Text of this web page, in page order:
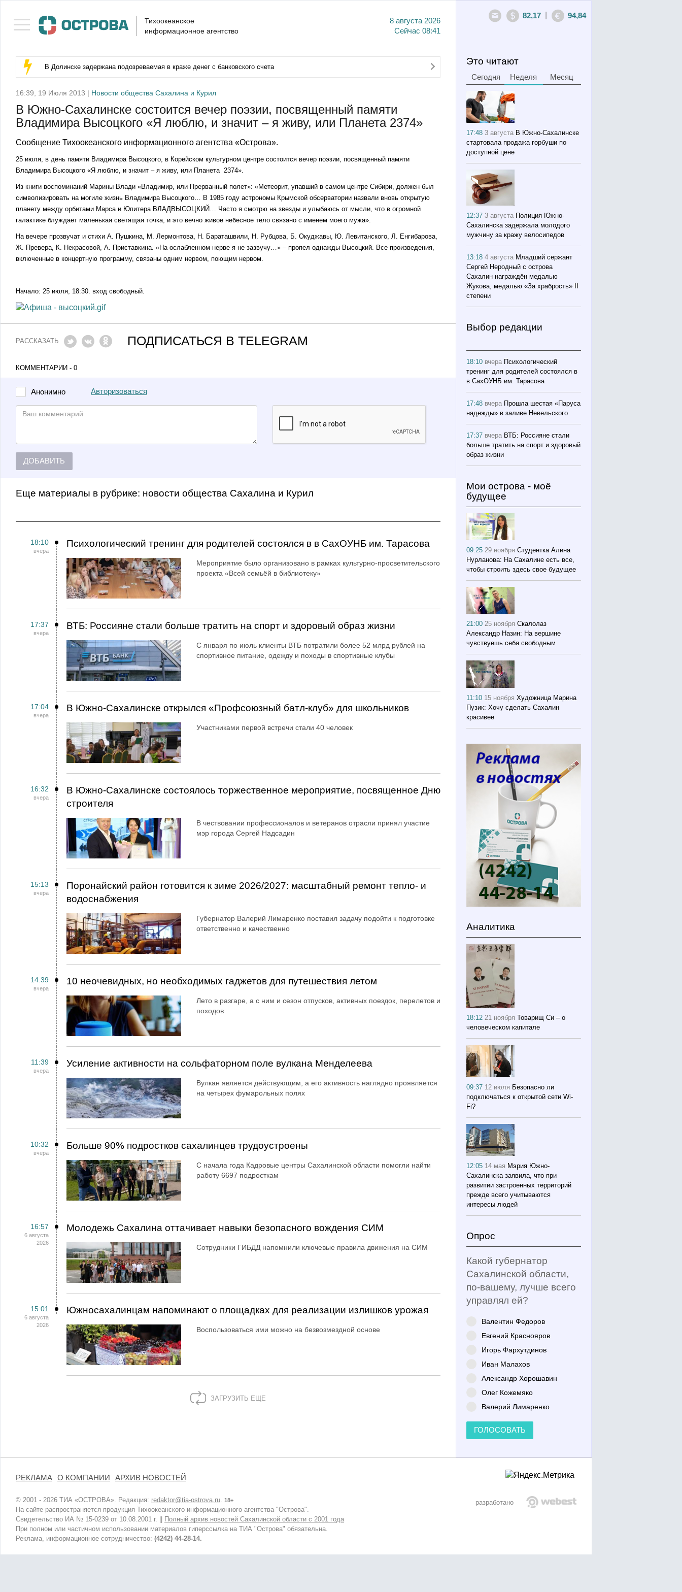
Тихоокеанское
информационное агентство
8 августа 2026
Сейчас 08:41
82,17 94,84
В Долинске задержана подозреваемая в краже денег с банковского счета
16:39, 19 Июля 2013 | Новости общества Сахалина и Курил
В Южно-Сахалинске состоится вечер поэзии, посвященный памяти
Владимира Высоцкого «Я люблю, и значит – я живу, или Планета 2374»
Сообщение Тихоокеанского информационного агентства «Острова».
25 июля, в день памяти Владимира Высоцкого, в Корейском культурном центре состоится вечер поэзии, посвященный памяти
Владимира Высоцкого «Я люблю, и значит – я живу, или Планета 2374».
Из книги воспоминаний Марины Влади «Владимир, или Прерванный полет»: «Метеорит, упавший в самом центре Сибири, должен был
символизировать на могиле жизнь Владимира Высоцкого… В 1985 году астрономы Крымской обсерватории назвали вновь открытую
планету между орбитами Марса и Юпитера ВЛАДВЫСОЦКИЙ… Часто я смотрю на звезды и улыбаюсь от мысли, что в огромной
галактике блуждает маленькая светящая точка, и это вечно живое небесное тело связано с именем моего мужа».
На вечере прозвучат и стихи А. Пушкина, М. Лермонтова, Н. Бараташвили, Н. Рубцова, Б. Окуджавы, Ю. Левитанского, Л. Енгибарова,
Ж. Превера, К. Некрасовой, А. Приставкина. «На ослабленном нерве я не зазвучу…» – пропел однажды Высоцкий. Все произведения,
включенные в концертную программу, связаны одним нервом, поющим нервом.
Начало: 25 июля, 18:30. вход свободный.
РАССКАЗАТЬ ПОДПИСАТЬСЯ В TELEGRAM
КОММЕНТАРИИ - 0
Анонимно Авторизоваться
ДОБАВИТЬ
Еще материалы в рубрике: Новости общества Сахалина и Курил
18:10
вчера
Психологический тренинг для родителей состоялся в в СахОУНБ им. Тарасова
Мероприятие было организовано в рамках культурно-просветительского
проекта «Всей семьёй в библиотеку»
17:37
вчера
ВТБ: Россияне стали больше тратить на спорт и здоровый образ жизни
С января по июль клиенты ВТБ потратили более 52 млрд рублей на
спортивное питание, одежду и походы в спортивные клубы
17:04
вчера
В Южно-Сахалинске открылся «Профсоюзный батл-клуб» для школьников
Участниками первой встречи стали 40 человек
16:32
вчера
В Южно-Сахалинске состоялось торжественное мероприятие, посвященное Дню
строителя
В чествовании профессионалов и ветеранов отрасли принял участие
мэр города Сергей Надсадин
15:13
вчера
Поронайский район готовится к зиме 2026/2027: масштабный ремонт тепло- и
водоснабжения
Губернатор Валерий Лимаренко поставил задачу подойти к подготовке
ответственно и качественно
14:39
вчера
10 неочевидных, но необходимых гаджетов для путешествия летом
Лето в разгаре, а с ним и сезон отпусков, активных поездок, перелетов и
походов
11:39
вчера
Усиление активности на сольфаторном поле вулкана Менделеева
Вулкан является действующим, а его активность наглядно проявляется
на четырех фумарольных полях
10:32
вчера
Больше 90% подростков сахалинцев трудоустроены
С начала года Кадровые центры Сахалинской области помогли найти
работу 6697 подросткам
16:57
6 августа
2026
Молодежь Сахалина оттачивает навыки безопасного вождения СИМ
Сотрудники ГИБДД напомнили ключевые правила движения на СИМ
15:01
6 августа
2026
Южносахалинцам напоминают о площадках для реализации излишков урожая
Воспользоваться ими можно на безвозмездной основе
ЗАГРУЗИТЬ ЕЩЕ
Это читают
Сегодня Неделя Месяц
17:483 августа В Южно-Сахалинске
стартовала продажа горбуши по
доступной цене
12:373 августа Полиция Южно-
Сахалинска задержала молодого
мужчину за кражу велосипедов
13:184 августа Младший сержант
Сергей Неродный с острова
Сахалин награждён медалью
Жукова, медалью «За храбрость» II
степени
Выбор редакции
18:10 вчера Психологический
тренинг для родителей состоялся в
в СахОУНБ им. Тарасова
17:48 вчера Прошла шестая «Паруса
надежды» в заливе Невельского
17:37 вчера ВТБ: Россияне стали
больше тратить на спорт и здоровый
образ жизни
Мои острова - моё
будущее
09:2529 ноября Студентка Алина
Нурланова: На Сахалине есть все,
чтобы строить здесь свое будущее
21:0025 ноября Скалолаз
Александр Назин: На вершине
чувствуешь себя свободным
11:10 15 ноября Художница Марина
Пузик: Хочу сделать Сахалин
красивее
Аналитика
18:1221 ноября Товарищ Си – о
человеческом капитале
09:37 12 июля Безопасно ли
подключаться к открытой сети Wi-
Fi?
12:05 14 мая Мэрия Южно-
Сахалинска заявила, что при
развитии застроенных территорий
прежде всего учитываются
интересы людей
Опрос
Какой губернатор
Сахалинской области,
по-вашему, лучше всего
управлял ей?
Валентин Федоров
Евгений Краснояров
Игорь Фархутдинов
Иван Малахов
Александр Хорошавин
Олег Кожемяко
Валерий Лимаренко
ГОЛОСОВАТЬ
РЕКЛАМА О КОМПАНИИ АРХИВ НОВОСТЕЙ
© 2001 - 2026 ТИА «ОСТРОВА». Редакция: redaktor@tia-ostrova.ru 18+
На сайте распространяется продукция Тихоокеанского информационного агентства "Острова".
Свидетельство ИА № 15-0239 от 10.08.2001 г. ||
Полный архив новостей Сахалинской области с 2001 года
При полном или частичном использовании материалов гиперссылка на ТИА "Острова" обязательна.
Реклама, информационное сотрудничество: (4242) 44-28-14.
разработано